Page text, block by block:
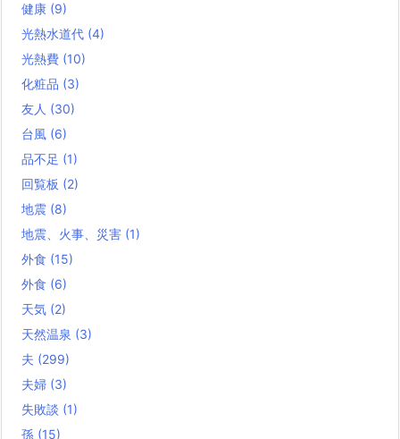
健康 (9)
光熱水道代 (4)
光熱費 (10)
化粧品 (3)
友人 (30)
台風 (6)
品不足 (1)
回覧板 (2)
地震 (8)
地震、火事、災害 (1)
外食 (15)
外食 (6)
天気 (2)
天然温泉 (3)
夫 (299)
夫婦 (3)
失敗談 (1)
孫 (15)